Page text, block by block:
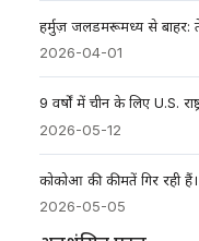
2026-04-01
2026-05-12
2026-05-05